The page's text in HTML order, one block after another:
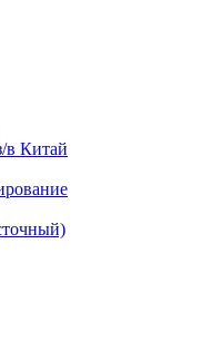
в Китай